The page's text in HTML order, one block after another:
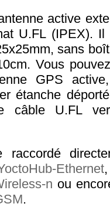
active
U.FL (IPEX).
sans
Vous
GPS
étanche
câble U.FL
raccordé
Ethernet
n ou
.